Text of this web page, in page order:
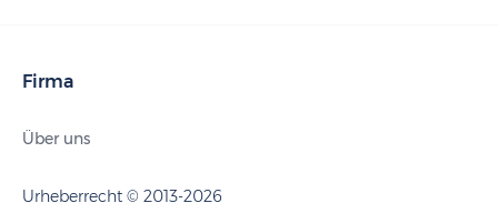
Firma
Über uns
Urheberrecht © 2013-2026